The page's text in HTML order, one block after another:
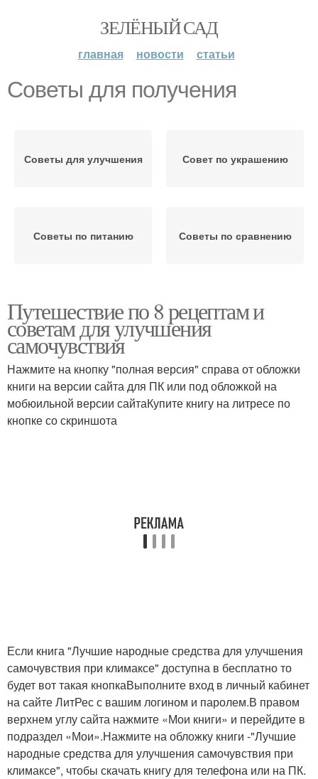
ЗЕЛЁНЫЙ САД
главная новости статьи
Советы для получения
Советы для улучшения Совет по украшению
Советы по питанию Советы по сравнению
Путешествие по 8 рецептам и
советам для улучшения
самочувствия
Нажмите на кнопку "полная версия" справа от обложки
книги на версии сайта для ПК или под обложкой на
мобюильной версии сайтаКупите книгу на литресе по
кнопке со скриншота
Если книга "Лучшие народные средства для улучшения
самочувствия при климаксе" доступна в бесплатно то
будет вот такая кнопкаВыполните вход в личный кабинет
на сайте ЛитРес с вашим логином и паролем.В правом
верхнем углу сайта нажмите «Мои книги» и перейдите в
подраздел «Мои».Нажмите на обложку книги -"Лучшие
народные средства для улучшения самочувствия при
климаксе", чтобы скачать книгу для телефона или на ПК.